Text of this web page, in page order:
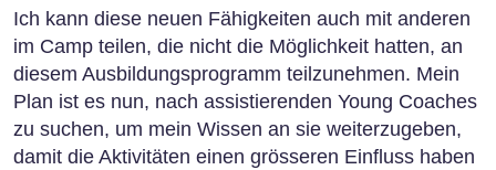
Ich kann diese neuen Fähigkeiten auch mit anderen
im Camp teilen, die nicht die Möglichkeit hatten, an
diesem Ausbildungsprogramm teilzunehmen. Mein
Plan ist es nun, nach assistierenden Young Coaches
zu suchen, um mein Wissen an sie weiterzugeben,
damit die Aktivitäten einen grösseren Einfluss haben